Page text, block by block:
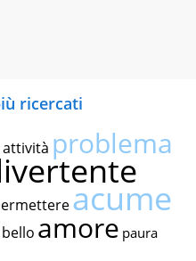
ricercati
attività problema
acume
bello amore paura